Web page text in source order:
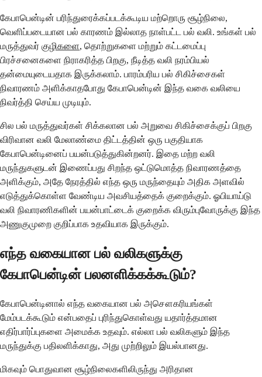
கேபாபென்டின் பரிந்துரைக்கப்படக்கூடிய மற்றொரு சூழ்நிலை,
வெளிப்படையான பல் காரணம் இல்லாத நாள்பட்ட பல் வலி. உங்கள் பல்
மருத்துவர் குழிகளை, தொற்றுகளை மற்றும் கட்டமைப்பு
பிரச்சனைகளை நிராகரித்த பிறகு, நீடித்த வலி நரம்பியல்
தன்மையுடையதாக இருக்கலாம். பாரம்பரிய பல் சிகிச்சைகள்
நிவாரணம் அளிக்காதபோது கேபாபென்டின் இந்த வகை வலியை
நிவர்த்தி செய்ய முடியும்.
சில பல் மருத்துவர்கள் சிக்கலான பல் அறுவை சிகிச்சைக்குப் பிறகு
விரிவான வலி மேலாண்மை திட்டத்தின் ஒரு பகுதியாக
கேபாபென்டினைப் பயன்படுத்துகின்றனர். இதை மற்ற வலி
மருந்துகளுடன் இணைப்பது சிறந்த ஒட்டுமொத்த நிவாரணத்தை
அளிக்கும், அதே நேரத்தில் எந்த ஒரு மருந்தையும் அதிக அளவில்
எடுத்துக்கொள்ள வேண்டிய அவசியத்தைக் குறைக்கும். ஓபியாய்டு
வலி நிவாரணிகளின் பயன்பாட்டைக் குறைக்க விரும்புவோருக்கு இந்த
அணுகுமுறை குறிப்பாக உதவியாக இருக்கும்.
எந்த வகையான பல் வலிகளுக்கு
கேபாபென்டின் பலனளிக்கக்கூடும்?
கேபாபென்டினால் எந்த வகையான பல் அசௌகரியங்கள்
மேம்படக்கூடும் என்பதைப் புரிந்துகொள்வது யதார்த்தமான
எதிர்பார்ப்புகளை அமைக்க உதவும். எல்லா பல் வலிகளும் இந்த
மருந்துக்கு பதிலளிக்காது, அது முற்றிலும் இயல்பானது.
மிகவும் பொதுவான சூழ்நிலைகளிலிருந்து அரிதான